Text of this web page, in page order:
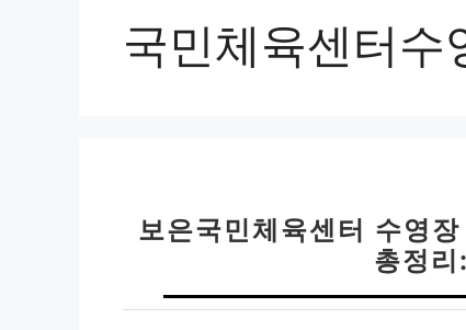
국민체육센터수
보은국민체육센터 수영
총정